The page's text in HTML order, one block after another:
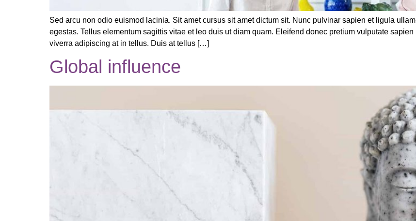
Sed arcu non odio euismod lacinia. Sit amet cursus sit amet dictum sit. Nunc pulvinar sapien et ligula
egestas. Tellus elementum sagittis vitae et leo duis ut diam quam. Eleifend donec pretium vulputate
viverra adipiscing at in tellus. Duis at tellus […]
Global influence